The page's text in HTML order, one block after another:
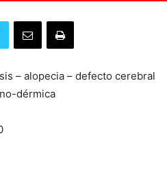
– alopecia – defecto cerebral
dérmica